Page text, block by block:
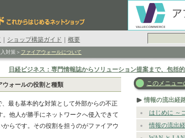
ショップ構築ガイド 概要
対策＞ ファイアウォールについて
日経ビジネス：専門情報誌からソリューション提案まで、包括
ォールの役割と種類
最も基本的な対策として外部からの不正
他人が勝手にネットワークへ侵入できて
らです。その役割を担うのがファイアウ
このメニュー
情報の流出経
はじめに ～
情報の流出